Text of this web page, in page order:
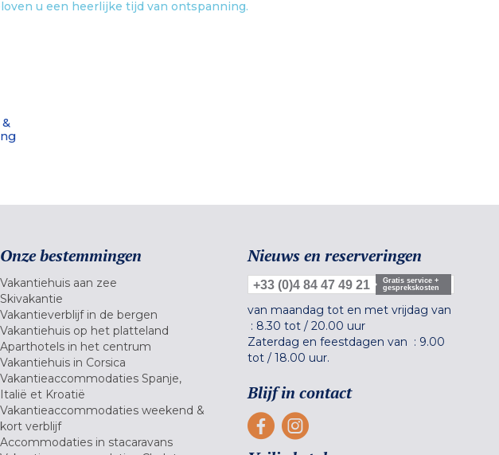
u een heerlijke tijd van ontspanning.
Onze bestemmingen
Vakantiehuis aan zee
Skivakantie
Vakantieverblijf in de bergen
Vakantiehuis op het platteland
Aparthotels in het centrum
Vakantiehuis in Corsica
Vakantieaccommodaties Spanje,
Italië et Kroatië
Vakantieaccommodaties weekend &
kort verblijf
Accommodaties in stacaravans
Nieuws en reserveringen
+33 (0)4 84 47 49 21
Gratis service +
gesprekskosten
van maandag tot en met vrijdag van
: 8.30 tot / 20.00 uur
Zaterdag en feestdagen van : 9.00
tot / 18.00 uur.
Blijf in contact